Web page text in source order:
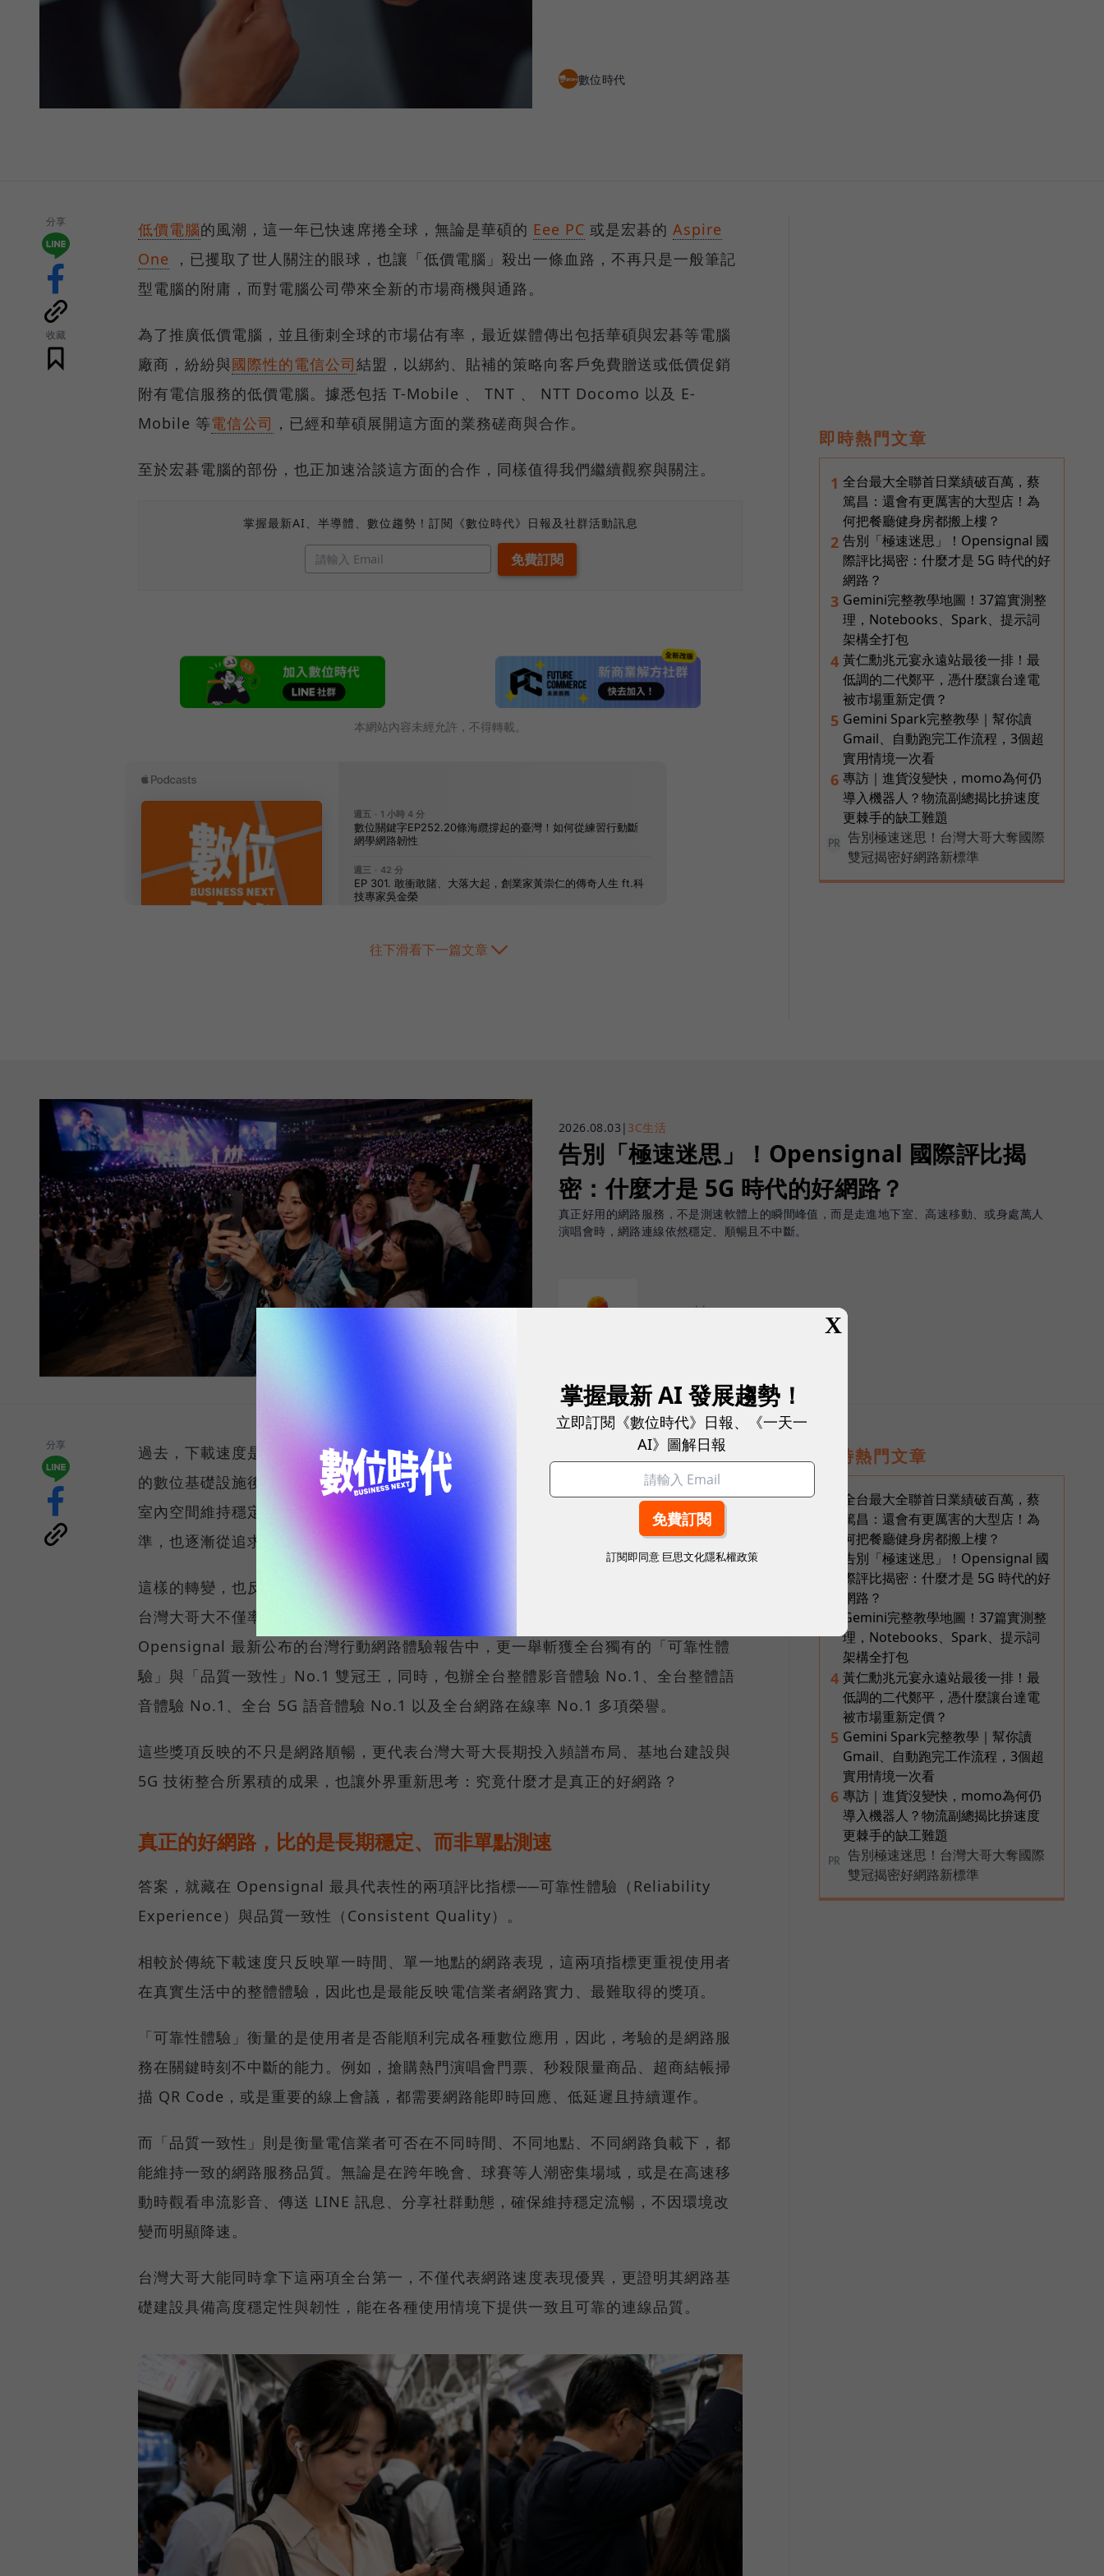
數位時代
分享
收藏
低價電腦的風潮，這一年已快速席捲全球，無論是華碩的 Eee PC 或是宏碁的 Aspire
One ，已攫取了世人關注的眼球，也讓「低價電腦」殺出一條血路，不再只是一般筆記
型電腦的附庸，而對電腦公司帶來全新的市場商機與通路。
為了推廣低價電腦，並且衝刺全球的市場佔有率，最近媒體傳出包括華碩與宏碁等電腦
廠商，紛紛與國際性的電信公司結盟，以綁約、貼補的策略向客戶免費贈送或低價促銷
附有電信服務的低價電腦。據悉包括 T-Mobile 、 TNT 、 NTT Docomo 以及 E-
Mobile 等電信公司 ，已經和華碩展開這方面的業務磋商與合作。
至於宏碁電腦的部份，也正加速洽談這方面的合作，同樣值得我們繼續觀察與關注。
掌握最新AI、半導體、數位趨勢！訂閱《數位時代》日報及社群活動訊息
本網站內容未經允許，不得轉載。
往下滑看下一篇文章
即時熱門文章
1 全台最大全聯首日業績破百萬，蔡
篤昌：還會有更厲害的大型店！為
何把餐廳健身房都搬上樓？
2 告別「極速迷思」！Opensignal 國
際評比揭密：什麼才是 5G 時代的好
網路？
3 Gemini完整教學地圖！37篇實測整
理，Notebooks、Spark、提示詞
架構全打包
4 黃仁勳兆元宴永遠站最後一排！最
低調的二代鄭平，憑什麼讓台達電
被市場重新定價？
5 Gemini Spark完整教學｜幫你讀
Gmail、自動跑完工作流程，3個超
實用情境一次看
6 專訪｜進貨沒變快，momo為何仍
導入機器人？物流副總揭比拚速度
更棘手的缺工難題
PR
告別極速迷思！台灣大哥大奪國際
雙冠揭密好網路新標準
2026.08.03 | 3C生活
告別「極速迷思」！Opensignal 國際評比揭
密：什麼才是 5G 時代的好網路？
真正好用的網路服務，不是測速軟體上的瞬間峰值，而是走進地下室、高速移動、或身處萬人
演唱會時，網路連線依然穩定、順暢且不中斷。
sponsored by
分享
過去，下載速度是評價電信服務的重要指標，但在 5G 成為工作、娛樂、生活不可或缺
的數位基礎設施後，消費者發現，再快的網速，如果不能讓其在人潮聚集、高速移動或
室內空間維持穩定連線，即無法轉換成好的使用體驗，也因如此，衡量「好網路」的標
準，也逐漸從追求測速數字，轉向任何時間、任何地點都能穩定連線的使用體驗。
這樣的轉變，也反映在國際權威網路分析機構 Opensignal 公布的評比結果。今年初，
台灣大哥大不僅率先奪下「 4G／5G 在線率全球 No.3、全台 No.1 」國際級榮譽，在
Opensignal 最新公布的台灣行動網路體驗報告中，更一舉斬獲全台獨有的「可靠性體
驗」與「品質一致性」No.1 雙冠王，同時，包辦全台整體影音體驗 No.1、全台整體語
音體驗 No.1、全台 5G 語音體驗 No.1 以及全台網路在線率 No.1 多項榮譽。
這些獎項反映的不只是網路順暢，更代表台灣大哥大長期投入頻譜布局、基地台建設與
5G 技術整合所累積的成果，也讓外界重新思考：究竟什麼才是真正的好網路？
真正的好網路，比的是長期穩定、而非單點測速
答案，就藏在 Opensignal 最具代表性的兩項評比指標──可靠性體驗（Reliability
Experience）與品質一致性（Consistent Quality）。
相較於傳統下載速度只反映單一時間、單一地點的網路表現，這兩項指標更重視使用者
在真實生活中的整體體驗，因此也是最能反映電信業者網路實力、最難取得的獎項。
「可靠性體驗」衡量的是使用者是否能順利完成各種數位應用，因此，考驗的是網路服
務在關鍵時刻不中斷的能力。例如，搶購熱門演唱會門票、秒殺限量商品、超商結帳掃
描 QR Code，或是重要的線上會議，都需要網路能即時回應、低延遲且持續運作。
而「品質一致性」則是衡量電信業者可否在不同時間、不同地點、不同網路負載下，都
能維持一致的網路服務品質。無論是在跨年晚會、球賽等人潮密集場域，或是在高速移
動時觀看串流影音、傳送 LINE 訊息、分享社群動態，確保維持穩定流暢，不因環境改
變而明顯降速。
台灣大哥大能同時拿下這兩項全台第一，不僅代表網路速度表現優異，更證明其網路基
礎建設具備高度穩定性與韌性，能在各種使用情境下提供一致且可靠的連線品質。
即時熱門文章
全台最大全聯首日業績破百萬，蔡
篤昌：還會有更厲害的大型店！為
何把餐廳健身房都搬上樓？
告別「極速迷思」！Opensignal 國
際評比揭密：什麼才是 5G 時代的好
網路？
Gemini完整教學地圖！37篇實測整
理，Notebooks、Spark、提示詞
架構全打包
4 黃仁勳兆元宴永遠站最後一排！最
低調的二代鄭平，憑什麼讓台達電
被市場重新定價？
5 Gemini Spark完整教學｜幫你讀
Gmail、自動跑完工作流程，3個超
實用情境一次看
6 專訪｜進貨沒變快，momo為何仍
導入機器人？物流副總揭比拚速度
更棘手的缺工難題
PR
告別極速迷思！台灣大哥大奪國際
雙冠揭密好網路新標準
X
掌握最新 AI 發展趨勢！
立即訂閱《數位時代》日報、《一天一
AI》圖解日報
訂閱即同意 巨思文化隱私權政策